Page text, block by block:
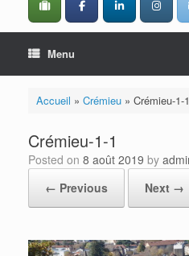
Menu
Accueil » Crémieu» Crémieu-1-1
Crémieu-1-1
Posted on 8 août 2019 by
← Previous
Next →